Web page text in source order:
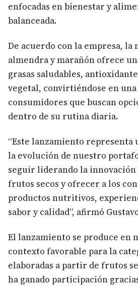
enfocadas en bienestar y
balanceada.
De acuerdo con la empresa, la
almendra y marañón ofrece
grasas saludables,
vegetal, convirtiéndose en
consumidores que buscan
dentro de su rutina diaria.
“Este lanzamiento representa
la evolución de nuestro
seguir liderando la innovación
frutos secos y ofrecer a los
productos nutritivos,
sabor y calidad”, afirmó
El lanzamiento se produce en
contexto favorable para la
elaboradas a partir de frutos
ha ganado participación